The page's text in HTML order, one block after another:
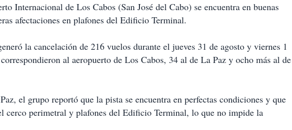
Internacional de Los Cabos (San José del Cabo) se encuentra en buenas
afectaciones en plafones del Edificio Terminal.
la cancelación de 216 vuelos durante el jueves 31 de agosto y viernes 1
al aeropuerto de Los Cabos, 34 al de La Paz y ocho más al de
el grupo reportó que la pista se encuentra en perfectas condiciones y que
cerco perimetral y plafones del Edificio Terminal, lo que no impide la